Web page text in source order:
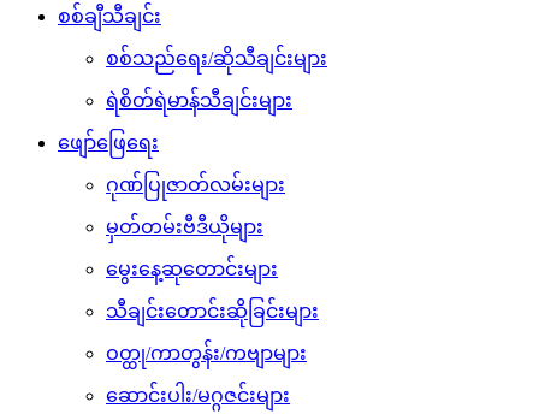
စစ်ချီသီချင်း
စစ်သည်ရေး/ဆိုသီချင်းများ
ရဲစိတ်ရဲမာန်သီချင်းများ
ဖျော်ဖြေရေး
ဂုဏ်ပြုဇာတ်လမ်းများ
မှတ်တမ်းဗီဒီယိုများ
မွေးနေ့ဆုတောင်းများ
သီချင်းတောင်းဆိုခြင်းများ
ဝတ္ထု/ကာတွန်း/ကဗျာများ
ဆောင်းပါး/မဂ္ဂဇင်းများ